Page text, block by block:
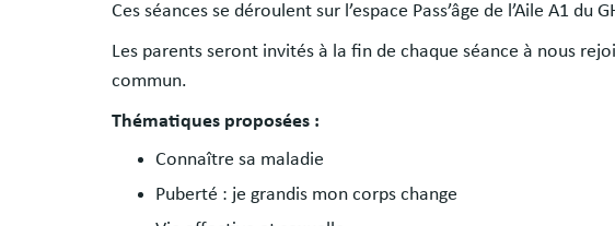
Ces séances se déroulent sur l’espace Pass’âge de l’Aile A1 du
Les parents seront invités à la fin de chaque séance à nous
commun.
Thématiques proposées :
Connaître sa maladie
Puberté : je grandis mon corps change